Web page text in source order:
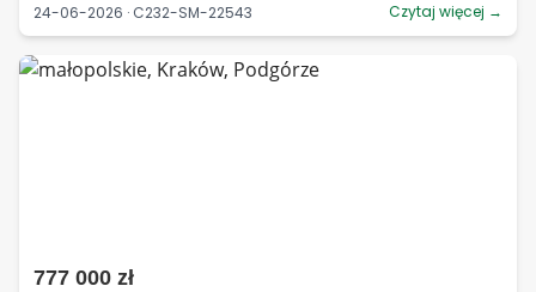
24-06-2026 · C232-SM-22543
Czytaj więcej →
777 000 zł